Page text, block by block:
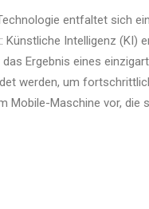
entfaltet sich
Intelligenz (KI)
Ergebnis eines
werden, um
Mobile-Maschine vor, die